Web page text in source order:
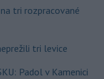
tri rozpracované
tri levice
Padol v Kamenici